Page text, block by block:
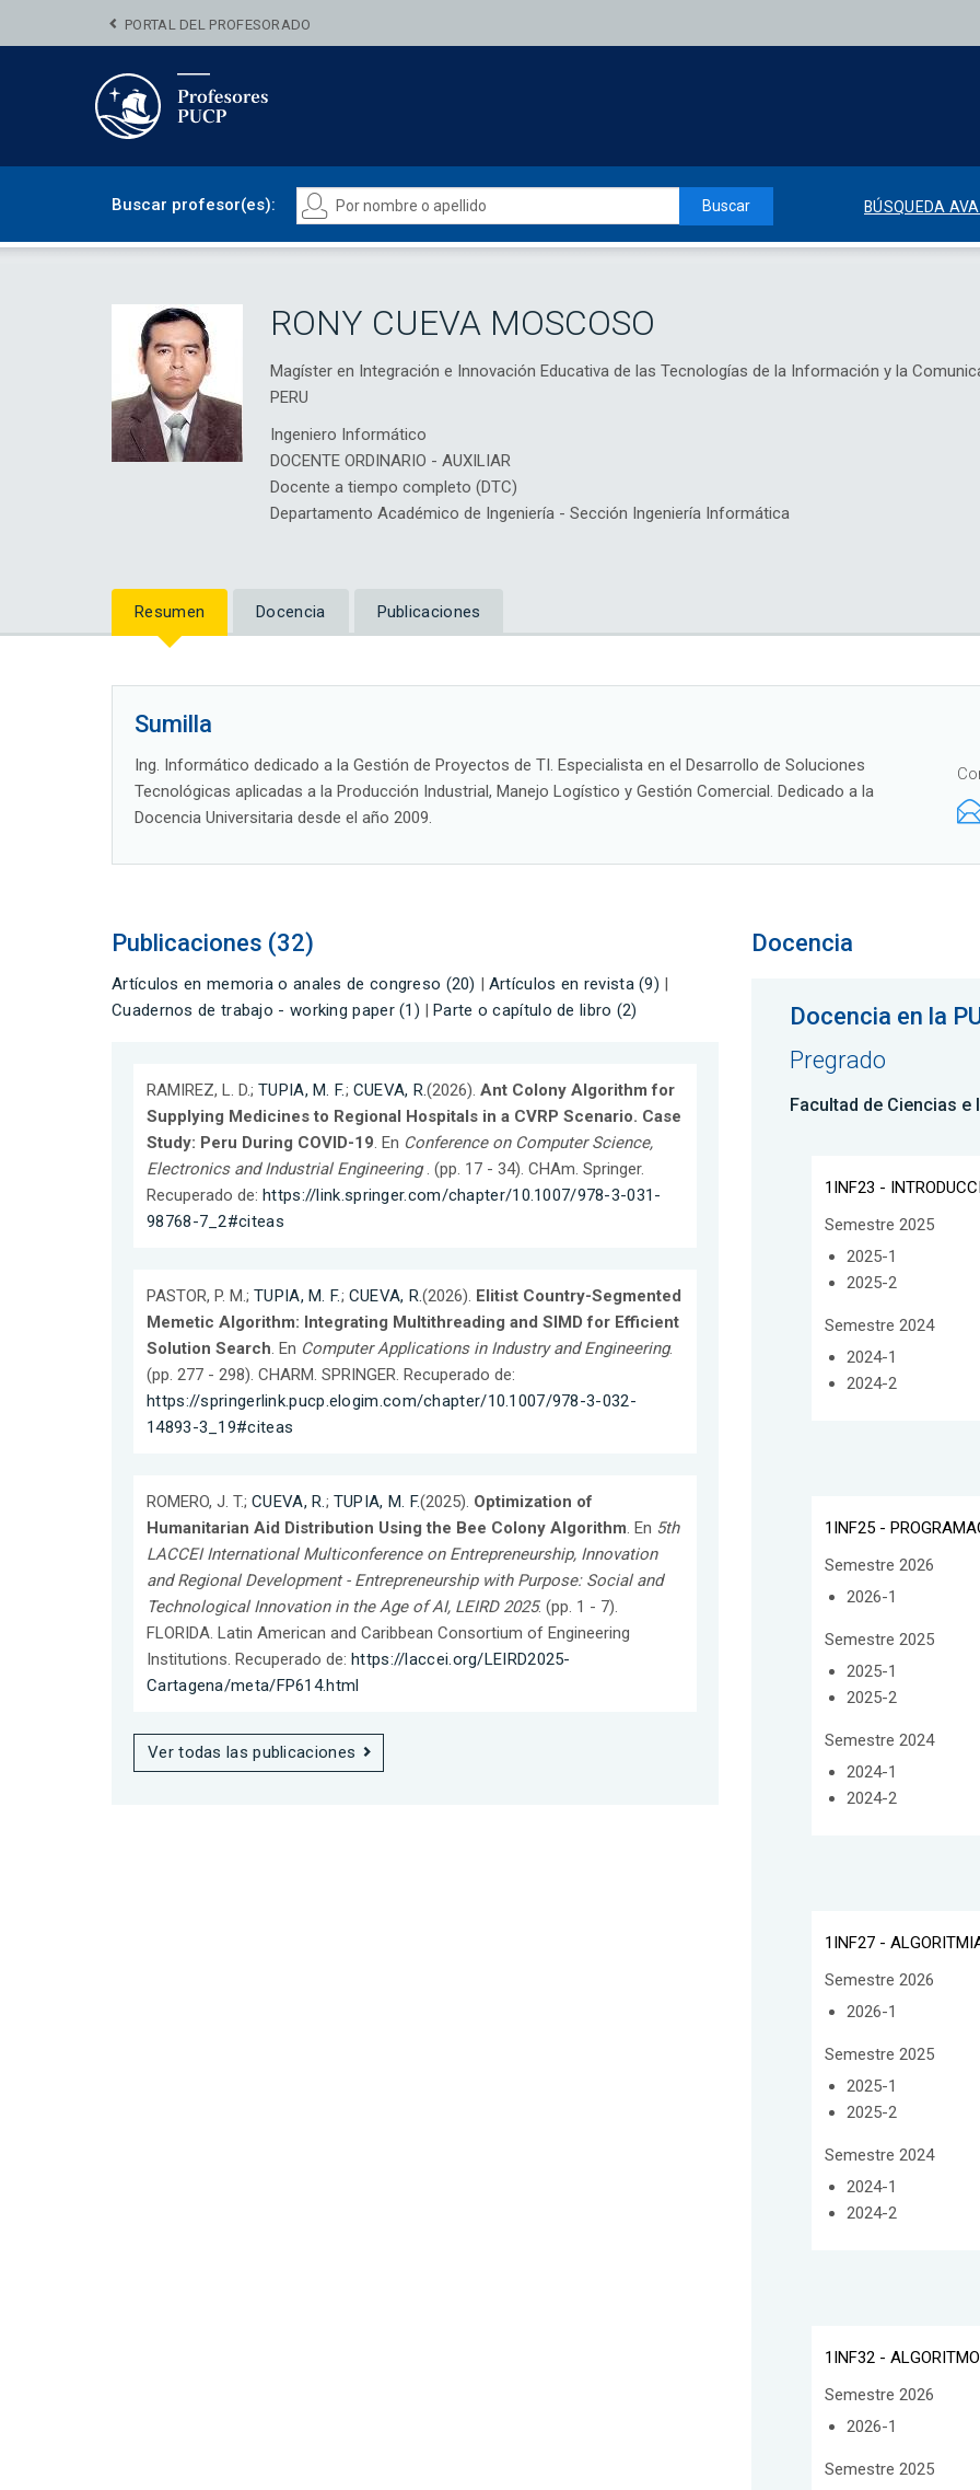
PORTAL DEL PROFESORADO
Buscar profesor(es): Buscar BÚSQUEDA
RONY CUEVA MOSCOSO
Magíster en Integración e Innovación Educativa de las Tecnologías de la Información y la
PERU
Ingeniero Informático
DOCENTE ORDINARIO - AUXILIAR
Docente a tiempo completo (DTC)
Departamento Académico de Ingeniería - Sección Ingeniería Informática
Resumen Docencia Publicaciones
Sumilla
Ing. Informático dedicado a la Gestión de Proyectos de TI. Especialista en el Desarrollo de Soluciones
Tecnológicas aplicadas a la Producción Industrial, Manejo Logístico y Gestión Comercial. Dedicado a la
Docencia Universitaria desde el año 2009.
Publicaciones (32)
Artículos en memoria o anales de congreso (20) Artículos en revista (9)
Cuadernos de trabajo - working paper (1)
Parte o capítulo de libro (2)
RAMIREZ, L. D.; TUPIA, M. F.; CUEVA, R.(2026).Ant Colony Algorithm for
Supplying Medicines to Regional Hospitals in a CVRP Scenario. Case
Study: Peru During COVID-19. En Conference on Computer Science,
Electronics and Industrial Engineering. (pp. 17 - 34). CHAm. Springer.
Recuperado de: https://link.springer.com/chapter/10.1007/978-3-031-
98768-7_2#citeas
PASTOR, P. M.; TUPIA, M. F.; CUEVA, R.(2026). Elitist Country-Segmented
Memetic Algorithm: Integrating Multithreading and SIMD for Efficient
Solution Search. En Computer Applications in Industry and Engineering.
(pp. 277 - 298). CHARM. SPRINGER. Recuperado de:
https://springerlink.pucp.elogim.com/chapter/10.1007/978-3-032-
14893-3_19#citeas
ROMERO, J. T.; CUEVA, R.; TUPIA, M. F.(2025). Optimization of
Humanitarian Aid Distribution Using the Bee Colony Algorithm. En 5th
LACCEI International Multiconference on Entrepreneurship, Innovation
and Regional Development - Entrepreneurship with Purpose: Social and
Technological Innovation in the Age of AI, LEIRD 2025. (pp. 1 - 7).
FLORIDA. Latin American and Caribbean Consortium of Engineering
Institutions. Recuperado de: https://laccei.org/LEIRD2025-
Cartagena/meta/FP614.html
Ver todas las publicaciones
Docencia
Docencia en la
Pregrado
Facultad de Ciencias e
1INF23 -
Semestre 2025
2025-1
2025-2
Semestre 2024
2024-1
2024-2
1INF25 -
Semestre 2026
2026-1
Semestre 2025
2025-1
2025-2
Semestre 2024
2024-1
2024-2
1INF27 -
Semestre 2026
2026-1
Semestre 2025
2025-1
2025-2
Semestre 2024
2024-1
2024-2
1INF32 -
Semestre 2026
2026-1
Semestre 2025